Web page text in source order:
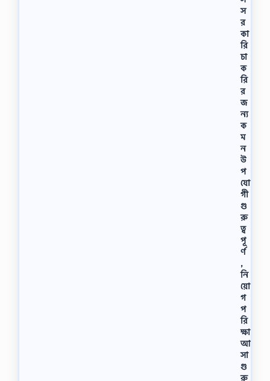
স
র
কা
রি
চা
ক
রি
র
জ
ন্য
ক
ম
ন
উ
প
যো
গী
গু
রু
ত্ব
পূ
র্ণ
,
নি
য়ো
গ
প
রি
ক্ষা
আ
সা
গু
রু